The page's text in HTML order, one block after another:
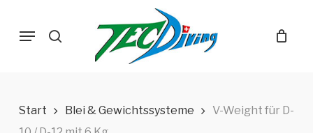
search
Menu
Start Blei & Gewichtssysteme
V-Weight für D-